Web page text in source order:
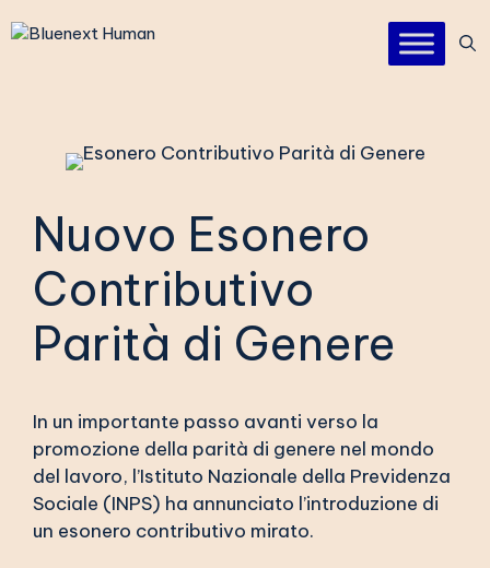
al
Nuovo Esonero
Contributivo
Parità di Genere
In un importante passo avanti verso la
promozione della parità di genere nel mondo
del lavoro, l’Istituto Nazionale della Previdenza
Sociale (INPS) ha annunciato l’introduzione di
un esonero contributivo mirato.